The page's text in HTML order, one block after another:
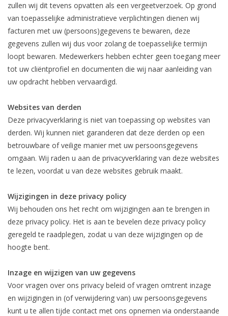
zullen wij dit tevens opvatten als een vergeetverzoek. Op grond
van toepasselijke administratieve verplichtingen dienen wij
facturen met uw (persoons)gegevens te bewaren, deze
gegevens zullen wij dus voor zolang de toepasselijke termijn
loopt bewaren. Medewerkers hebben echter geen toegang meer
tot uw cliëntprofiel en documenten die wij naar aanleiding van
uw opdracht hebben vervaardigd.
Websites van derden
Deze privacyverklaring is niet van toepassing op websites van
derden. Wij kunnen niet garanderen dat deze derden op een
betrouwbare of veilige manier met uw persoonsgegevens
omgaan. Wij raden u aan de privacyverklaring van deze websites
te lezen, voordat u van deze websites gebruik maakt.
Wijzigingen in deze privacy policy
Wij behouden ons het recht om wijzigingen aan te brengen in
deze privacy policy. Het is aan te bevelen deze privacy policy
geregeld te raadplegen, zodat u van deze wijzigingen op de
hoogte bent.
Inzage en wijzigen van uw gegevens
Voor vragen over ons privacy beleid of vragen omtrent inzage
en wijzigingen in (of verwijdering van) uw persoonsgegevens
kunt u te allen tijde contact met ons opnemen via onderstaande